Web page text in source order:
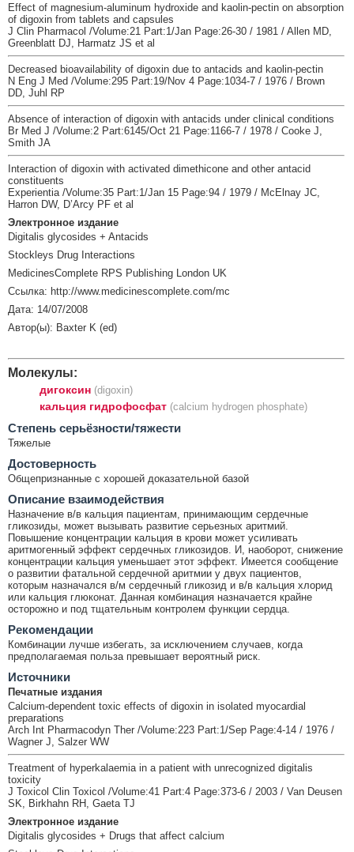
Effect of magnesium-aluminum hydroxide and kaolin-pectin on absorption
of digoxin from tablets and capsules
J Clin Pharmacol /Volume:21 Part:1/Jan Page:26-30 / 1981 / Allen MD,
Greenblatt DJ, Harmatz JS et al
Decreased bioavailability of digoxin due to antacids and kaolin-pectin
N Eng J Med /Volume:295 Part:19/Nov 4 Page:1034-7 / 1976 / Brown
DD, Juhl RP
Absence of interaction of digoxin with antacids under clinical conditions
Br Med J /Volume:2 Part:6145/Oct 21 Page:1166-7 / 1978 / Cooke J,
Smith JA
Interaction of digoxin with activated dimethicone and other antacid
constituents
Experientia /Volume:35 Part:1/Jan 15 Page:94 / 1979 / McElnay JC,
Harron DW, D’Arcy PF et al
Электронное издание
Digitalis glycosides + Antacids
Stockleys Drug Interactions
MedicinesComplete RPS Publishing London UK
Ссылка: http://www.medicinescomplete.com/mc
Дата: 14/07/2008
Автор(ы): Baxter K (ed)
Молекулы:
дигоксин (digoxin)
кальция гидрофосфат (calcium hydrogen phosphate)
Cтепень серьёзности/тяжести
Тяжелые
Достоверность
Общепризнанные с хорошей доказательной базой
Описание взаимодействия
Назначение в/в кальция пациентам, принимающим сердечные
гликозиды, может вызывать развитие серьезных аритмий.
Повышение концентрации кальция в крови может усиливать
аритмогенный эффект сердечных гликозидов. И, наоборот, снижение
концентрации кальция уменьшает этот эффект. Имеется сообщение
о развитии фатальной сердечной аритмии у двух пациентов,
которым назначался в/м сердечный гликозид и в/в кальция хлорид
или кальция глюконат. Данная комбинация назначается крайне
осторожно и под тщательным контролем функции сердца.
Рекомендации
Комбинации лучше избегать, за исключением случаев, когда
предполагаемая польза превышает вероятный риск.
Источники
Печатные издания
Calcium-dependent toxic effects of digoxin in isolated myocardial
preparations
Arch Int Pharmacodyn Ther /Volume:223 Part:1/Sep Page:4-14 / 1976 /
Wagner J, Salzer WW
Treatment of hyperkalaemia in a patient with unrecognized digitalis
toxicity
J Toxicol Clin Toxicol /Volume:41 Part:4 Page:373-6 / 2003 / Van Deusen
SK, Birkhahn RH, Gaeta TJ
Электронное издание
Digitalis glycosides + Drugs that affect calcium